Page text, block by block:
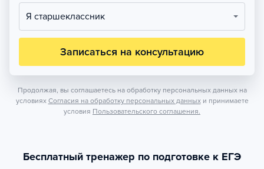
Я старшеклассник
Записаться на консультацию
Продолжая, вы соглашаетесь на обработку персональных данных на
условиях Согласия на обработку персональных данных и принимаете
условия Пользовательского соглашения.
Бесплатный тренажер по подготовке к ЕГЭ